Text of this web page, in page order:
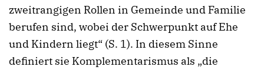
zweitrangigen Rollen in Gemeinde und Familie
berufen sind, wobei der Schwerpunkt auf Ehe
und Kindern liegt“ (S. 1). In diesem Sinne
definiert sie Komplementarismus als „die